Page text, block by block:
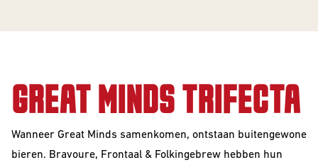
Great Minds
Serie
Smooth
Criminals
BEER CLUB
Beer Club
Edities
The Beer Club
Podcast
VOOR
BEDRIJVEN
GREAT MINDS TRIFECTA
Wanneer Great Minds samenkomen, ontstaan buitengewone
bieren. Bravoure, Frontaal & Folkingebrew hebben hun